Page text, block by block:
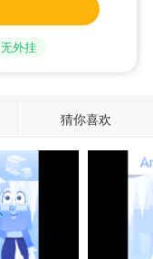
无外挂
猜你喜欢